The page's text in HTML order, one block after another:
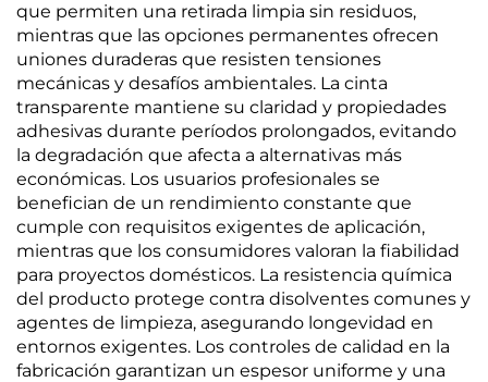
que permiten una retirada limpia sin residuos,
mientras que las opciones permanentes ofrecen
uniones duraderas que resisten tensiones
mecánicas y desafíos ambientales. La cinta
transparente mantiene su claridad y propiedades
adhesivas durante períodos prolongados, evitando
la degradación que afecta a alternativas más
económicas. Los usuarios profesionales se
benefician de un rendimiento constante que
cumple con requisitos exigentes de aplicación,
mientras que los consumidores valoran la fiabilidad
para proyectos domésticos. La resistencia química
del producto protege contra disolventes comunes y
agentes de limpieza, asegurando longevidad en
entornos exigentes. Los controles de calidad en la
fabricación garantizan un espesor uniforme y una